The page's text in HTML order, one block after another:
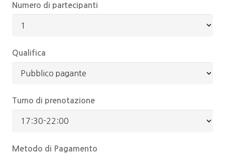
Numero di partecipanti
Qualifica
Turno di prenotazione
Metodo di Pagamento